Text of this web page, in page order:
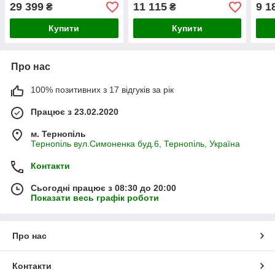
29 399 ₴
Купити
11 115₴
Купити
9
Про нас
100% позитивних з 17 відгуків за рік
Працює з 23.02.2020
м. Тернопіль
Тернопіль вул.Симоненка буд.6, Тернопіль, Україна
Контакти
Сьогодні працює з 08:30 до 20:00
Показати весь графік роботи
Про нас
Контакти